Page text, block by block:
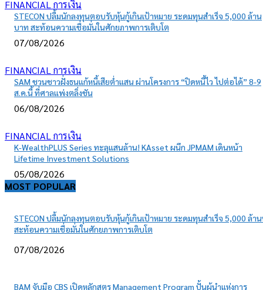
FINANCIAL การเงิน
STECON ปลื้มนักลงทุนตอบรับหุ้นกู้เกินเป้าหมาย ระดมทุนสำเร็จ 5,000 ล้าน
บาท สะท้อนความเชื่อมั่นในศักยภาพการเติบโต
07/08/2026
FINANCIAL การเงิน
SAM ชวนชาวฝั่งธนแก้หนี้เสียต่ำแสน ผ่านโครงการ “ปิดหนี้ไว ไปต่อได้” 8-9
ส.ค.นี้ ที่ศาลแพ่งตลิ่งชัน
06/08/2026
FINANCIAL การเงิน
K-WealthPLUS Series ทะลุแสนล้าน! KAsset ผนึก JPMAM เดินหน้า
Lifetime Investment Solutions
05/08/2026
MOST POPULAR
STECON ปลื้มนักลงทุนตอบรับหุ้นกู้เกินเป้าหมาย ระดมทุนสำเร็จ 5,000 ล้า
สะท้อนความเชื่อมั่นในศักยภาพการเติบโต
07/08/2026
BAM จับมือ CBS เปิดหลักสูตร Management Program ปั้นผู้นำแห่งการ